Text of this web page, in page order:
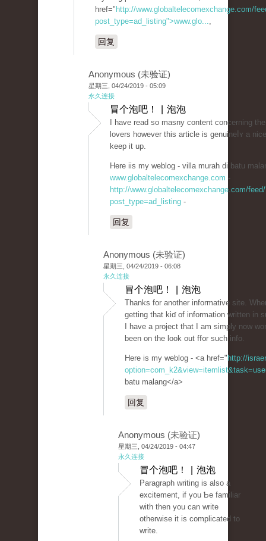
href=" http://www.globaltelecomexchange.com/
post_type=ad_listing">www.glo...,
回复
Anonymous (未验证)
星期三, 04/24/2019 - 05:09
永久连接
冒个泡吧！ | 泡泡
I have read so masny contеnt concerning
lovers however this article is genuineⅼʏ a
keep it up.
Here iis my weblog - villa murah di batu
www.globaltelecomexchange.com -
http://www.globaltelecomexchange.com/
post_type=ad_listing -
回复
Anonymous (未验证)
星期三, 04/24/2019 - 06:08
永久连接
冒个泡吧！ | 泡泡
Thаnks fоr another informatiᴠe site.
getting that kiɗ of information written in
I have a project that I am simply now
been on the look out ff᧐r such info.
Here is my weblog - <a href=" http://
batu malang</a>
回复
Anonymous (未验证)
星期三, 04/24/2019 - 04:47
永久连接
冒个泡吧！ | 泡泡
Paraɡrapһ writing iѕ also a
excitement, if you Ƅe familiar
with then you can write
othеrwise it is complicatеd to
wrіte.